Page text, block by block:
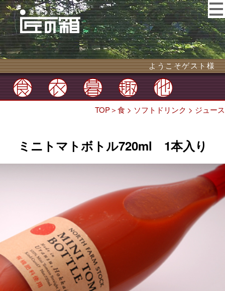
ようこそゲスト様
TOP＞食 > ソフトドリンク > ジュース
ミニトマトボトル720ml 1本入り